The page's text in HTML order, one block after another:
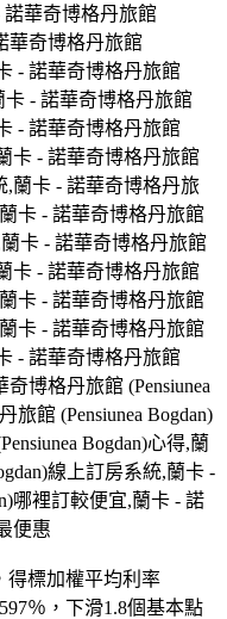
諾華奇博格丹旅館
華奇博格丹旅館
- 諾華奇博格丹旅館
卡 - 諾華奇博格丹旅館
- 諾華奇博格丹旅館
卡 - 諾華奇博格丹旅館
,蘭卡 - 諾華奇博格丹旅
卡 - 諾華奇博格丹旅館
蘭卡 - 諾華奇博格丹旅館
卡 - 諾華奇博格丹旅館
卡 - 諾華奇博格丹旅館
蘭卡 - 諾華奇博格丹旅館
- 諾華奇博格丹旅館
奇博格丹旅館 (Pensiunea
旅館 (Pensiunea Bogdan)
Bogdan)心得,蘭
線上訂房系統,蘭卡 -
哪裡訂較便宜,蘭卡 - 諾
便惠
得標加權平均利率
％，下滑1.8個基本點